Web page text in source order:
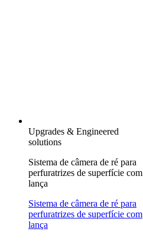
Upgrades & Engineered
solutions
Sistema de câmera de ré para
perfuratrizes de superfície com
lança
Sistema de câmera de ré para
perfuratrizes de superfície com
lança